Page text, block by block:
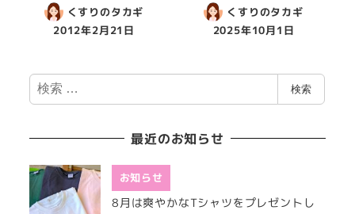
くすりのタカギ
2012年2月21日
くすりのタカギ
2025年10月1日
検
索
検索
最近のお知らせ
お知らせ
8月は爽やかなTシャツをプレゼントし